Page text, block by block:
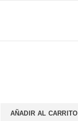
AÑADIR AL CARRITO